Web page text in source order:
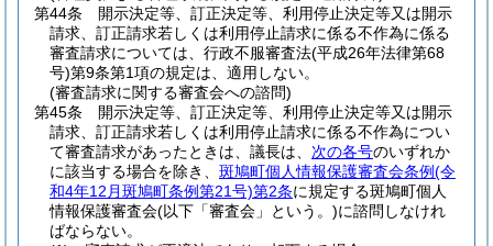
第44条
開示決定等、訂正決定等、利用停止決定等又は開示
請求、訂正請求若しくは利用停止請求に係る不作為に係る
審査請求については、行政不服審査法(平成26年法律第68
号)第9条第1項の規定は、適用しない。
(審査請求に関する審査会への諮問)
第45条
開示決定等、訂正決定等、利用停止決定等又は開示
請求、訂正請求若しくは利用停止請求に係る不作為につい
て審査請求があったときは、議長は、 次の各号のいずれか
に該当する場合を除き、 斑鳩町個人情報保護審査会条例(令
和4年12月斑鳩町条例第21号)第2条に規定する斑鳩町個人
情報保護審査会(以下「審査会」という。)に諮問しなけれ
ばならない。